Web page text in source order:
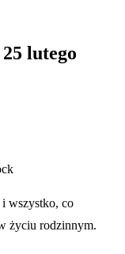
lutego
wszystko, co
życiu rodzinnym.